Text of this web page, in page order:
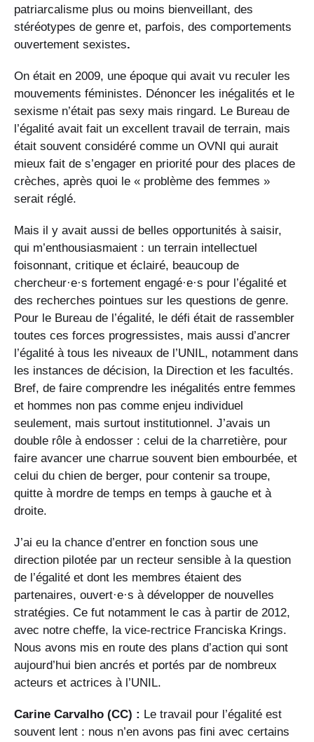
patriarcalisme plus ou moins bienveillant, des
stéréotypes de genre et, parfois, des comportements
ouvertement sexistes.
On était en 2009, une époque qui avait vu reculer les
mouvements féministes. Dénoncer les inégalités et le
sexisme n’était pas sexy mais ringard. Le Bureau de
l’égalité avait fait un excellent travail de terrain, mais
était souvent considéré comme un OVNI qui aurait
mieux fait de s’engager en priorité pour des places de
crèches, après quoi le « problème des femmes »
serait réglé.
Mais il y avait aussi de belles opportunités à saisir,
qui m’enthousiasmaient : un terrain intellectuel
foisonnant, critique et éclairé, beaucoup de
chercheur·e·s fortement engagé·e·s pour l’égalité et
des recherches pointues sur les questions de genre.
Pour le Bureau de l’égalité, le défi était de rassembler
toutes ces forces progressistes, mais aussi d’ancrer
l’égalité à tous les niveaux de l’UNIL, notamment dans
les instances de décision, la Direction et les facultés.
Bref, de faire comprendre les inégalités entre femmes
et hommes non pas comme enjeu individuel
seulement, mais surtout institutionnel. J’avais un
double rôle à endosser : celui de la charretière, pour
faire avancer une charrue souvent bien embourbée, et
celui du chien de berger, pour contenir sa troupe,
quitte à mordre de temps en temps à gauche et à
droite.
J’ai eu la chance d’entrer en fonction sous une
direction pilotée par un recteur sensible à la question
de l’égalité et dont les membres étaient des
partenaires, ouvert·e·s à développer de nouvelles
stratégies. Ce fut notamment le cas à partir de 2012,
avec notre cheffe, la vice-rectrice Franciska Krings.
Nous avons mis en route des plans d’action qui sont
aujourd’hui bien ancrés et portés par de nombreux
acteurs et actrices à l’UNIL.
Carine Carvalho (CC) : Le travail pour l’égalité est
souvent lent : nous n’en avons pas fini avec certains